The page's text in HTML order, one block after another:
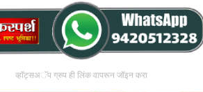
व्हॉट्सअॅप ग्रुप ही लिंक वापरून जॉइन करा